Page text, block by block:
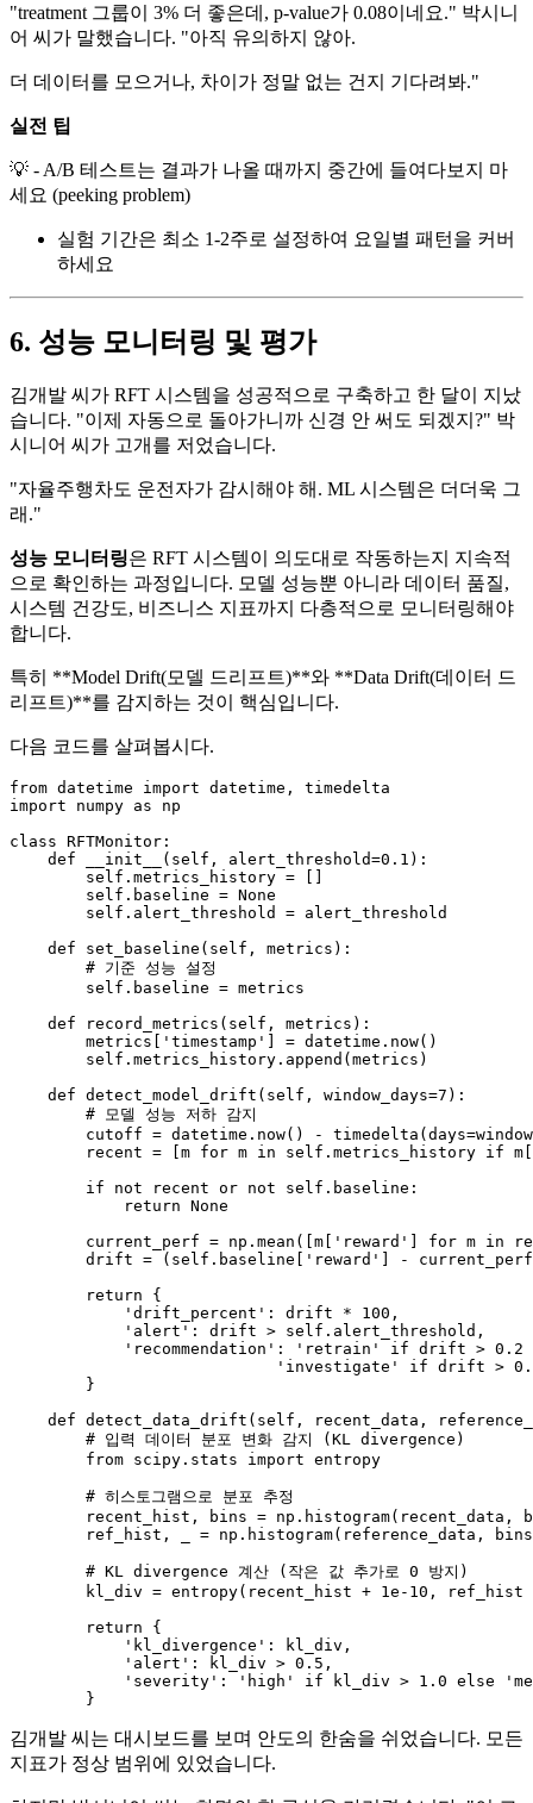
"treatment 그룹이 3% 더 좋은데, p-value가 0.08이네요." 박시니
어 씨가 말했습니다. "아직 유의하지 않아.
더 데이터를 모으거나, 차이가 정말 없는 건지 기다려봐."
실전 팁
💡 - A/B 테스트는 결과가 나올 때까지 중간에 들여다보지 마
세요 (peeking problem)
실험 기간은 최소 1-2주로 설정하여 요일별 패턴을 커버
하세요
6. 성능 모니터링 및 평가
김개발 씨가 RFT 시스템을 성공적으로 구축하고 한 달이 지났
습니다. "이제 자동으로 돌아가니까 신경 안 써도 되겠지?" 박
시니어 씨가 고개를 저었습니다.
"자율주행차도 운전자가 감시해야 해. ML 시스템은 더더욱 그
래."
성능 모니터링은 RFT 시스템이 의도대로 작동하는지 지속적
으로 확인하는 과정입니다. 모델 성능뿐 아니라 데이터 품질,
시스템 건강도, 비즈니스 지표까지 다층적으로 모니터링해야
합니다.
특히 **Model Drift(모델 드리프트)**와 **Data Drift(데이터 드
리프트)**를 감지하는 것이 핵심입니다.
다음 코드를 살펴봅시다.
from datetime import
import numpy as np
class RFTMonitor :
def
__init__ ( self, alert_threshold=0.1 ):
self .metrics_history = []
self .baseline = None
self .alert_threshold = alert_threshold
def
set_baseline ( self, metrics ):
# 기준 성능 설정
self .baseline = metrics
def
record_metrics ( self, metrics ):
        metrics[
'timestamp'
] = datetime.now()
self .metrics_history.append(metrics)
def detect_model_drift ( self, window_days=7 ):
# 모델 성능 저하 감지
cutoff = datetime.now() -
        recent = [m
for m in self .metrics_history if m[
if
not recent or not self .baseline:
return None
        current_perf = np.mean([m[
'reward' for m in
        drift = (
self .baseline[ 'reward'
] -
return {
'drift_percent' : drift * 100 ,
'alert' : drift > self .alert_threshold,
'recommendation' : 'retrain' if drift > 0.2
'investigate'
if drift >
        }
def detect_data_drift ( self, recent_data,
# 입력 데이터 분포 변화 감지 (KL divergence)
from scipy.stats import entropy
# 히스토그램으로 분포 추정
recent_hist, bins = np.histogram(recent_data,
ref_hist, _ = np.histogram(reference_data,
# KL divergence 계산 (작은 값 추가로 0 방지)
        kl_div = entropy(recent_hist +
1e-10 , ref_hist
return {
'kl_divergence' : kl_div,
'alert' : kl_div > 0.5 ,
'severity' : 'high' if kl_div > 1.0 else
김개발 씨는 대시보드를 보며 안도의 한숨을 쉬었습니다. 모든
지표가 정상 범위에 있었습니다.